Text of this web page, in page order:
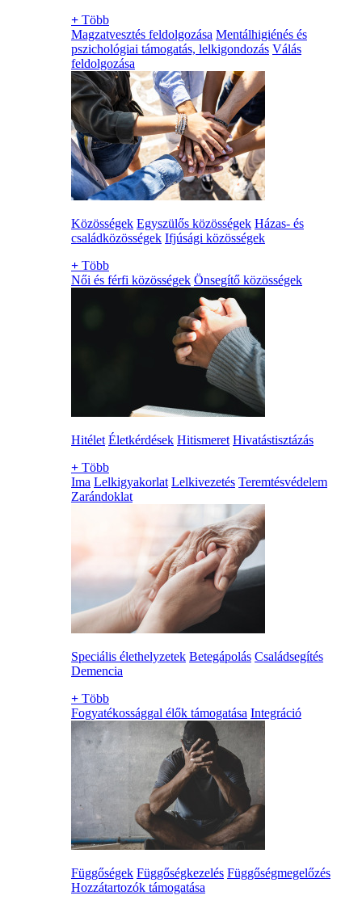
+ Több
Magzatvesztés feldolgozása Mentálhigiénés és
pszichológiai támogatás, lelkigondozás Válás
feldolgozása
Közösségek Egyszülős közösségek Házas- és
családközösségek Ifjúsági közösségek
+ Több
Női és férfi közösségek Önsegítő közösségek
Hitélet Életkérdések Hitismeret Hivatástisztázás
+ Több
Ima Lelkigyakorlat Lelkivezetés Teremtésvédelem
Zarándoklat
Speciális élethelyzetek Betegápolás Családsegítés
Demencia
+ Több
Fogyatékossággal élők támogatása Integráció
Függőségek Függőségkezelés Függőségmegelőzés
Hozzátartozók támogatása